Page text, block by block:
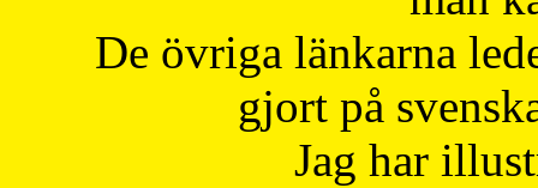
De övriga länkarna
gjort på
Jag har